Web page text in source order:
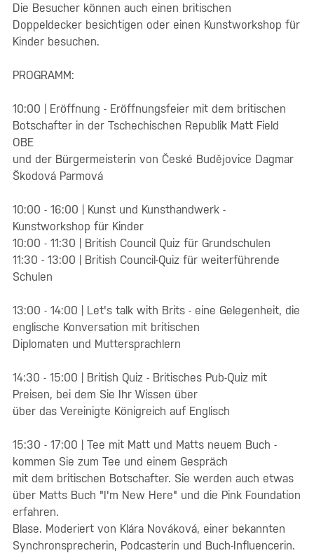
Die Besucher können auch einen britischen
Doppeldecker besichtigen oder einen Kunstworkshop für
Kinder besuchen.
PROGRAMM:
10:00 | Eröffnung - Eröffnungsfeier mit dem britischen
Botschafter in der Tschechischen Republik Matt Field
OBE
und der Bürgermeisterin von České Budějovice Dagmar
Škodová Parmová
10:00 - 16:00 | Kunst und Kunsthandwerk -
Kunstworkshop für Kinder
10:00 - 11:30 | British Council Quiz für Grundschulen
11:30 - 13:00 | British Council-Quiz für weiterführende
Schulen
13:00 - 14:00 | Let's talk with Brits - eine Gelegenheit, die
englische Konversation mit britischen
Diplomaten und Muttersprachlern
14:30 - 15:00 | British Quiz - Britisches Pub-Quiz mit
Preisen, bei dem Sie Ihr Wissen über
über das Vereinigte Königreich auf Englisch
15:30 - 17:00 | Tee mit Matt und Matts neuem Buch -
kommen Sie zum Tee und einem Gespräch
mit dem britischen Botschafter. Sie werden auch etwas
über Matts Buch "I'm New Here" und die Pink Foundation
erfahren.
Blase. Moderiert von Klára Nováková, einer bekannten
Synchronsprecherin, Podcasterin und Buch-Influencerin.